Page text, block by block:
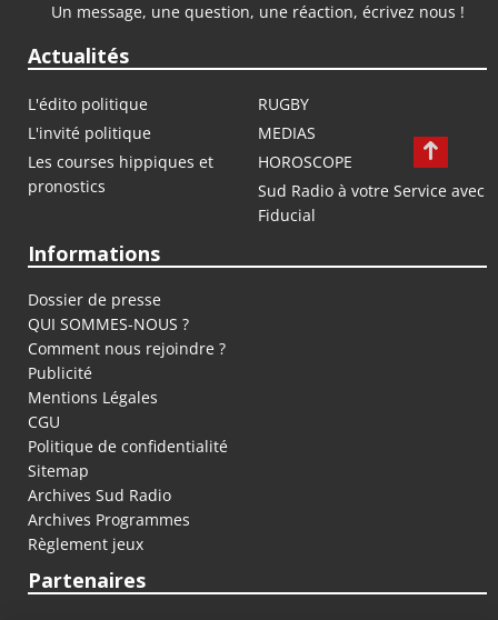
Un message, une question, une réaction, écrivez nous !
Actualités
L'édito politique
RUGBY
L'invité politique
MEDIAS
Les courses hippiques et
pronostics
HOROSCOPE
Sud Radio à votre Service avec
Fiducial
Informations
Dossier de presse
QUI SOMMES-NOUS ?
Comment nous rejoindre ?
Publicité
Mentions Légales
CGU
Politique de confidentialité
Sitemap
Archives Sud Radio
Archives Programmes
Règlement jeux
Partenaires